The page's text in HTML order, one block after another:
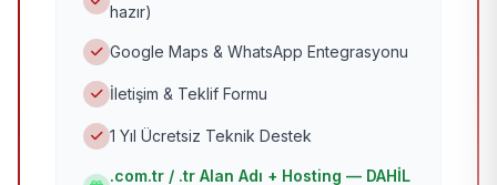
hazır)
Google Maps & WhatsApp Entegrasyonu
İletişim & Teklif Formu
1 Yıl Ücretsiz Teknik Destek
.com.tr / .tr Alan Adı + Hosting — DAHİL